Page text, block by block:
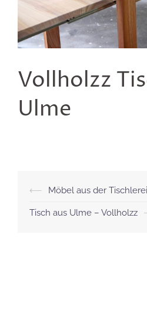
Vollholzz
Ulme
⟵ Möbel aus der
Tisch aus Ulme – Vollholzz